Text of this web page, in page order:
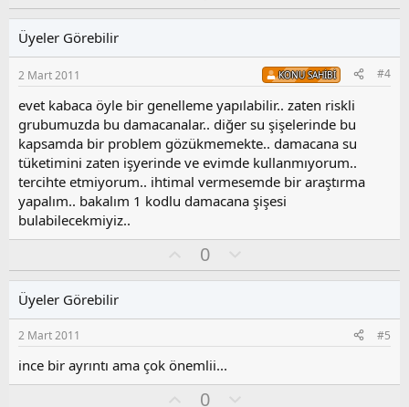
i
l
e
r
y l
s
u
z
o
y
l
a
Üyeler Görebilir
2 Mart 2011 KONU SAHIBI #4
evet kabaca öyle bir genelleme yapılabilir.. zaten riskli
grubumuzda bu damacanalar.. diğer su şişelerinde bu
kapsamda bir problem gözükmemekte.. damacana su
tüketimini zaten işyerinde ve evimde kullanmıyorum..
tercihte etmiyorum.. ihtimal vermesemde bir araştırma
yapalım.. bakalım 1 kodlu damacana şişesi
bulabilecekmiyiz..
y
0
l
s
u
o
Üyeler Görebilir
2 Mart 2011 #5
ince bir ayrıntı ama çok önemlii...
0